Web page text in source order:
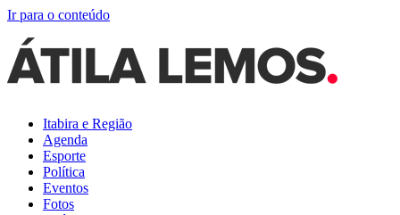
Ir para o conteúdo
Itabira e Região
Agenda
Esporte
Política
Eventos
Fotos